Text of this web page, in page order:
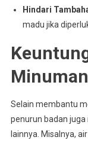
Hindari
madu jika
Selain membantu
penurun badan
lainnya. Misalnya,